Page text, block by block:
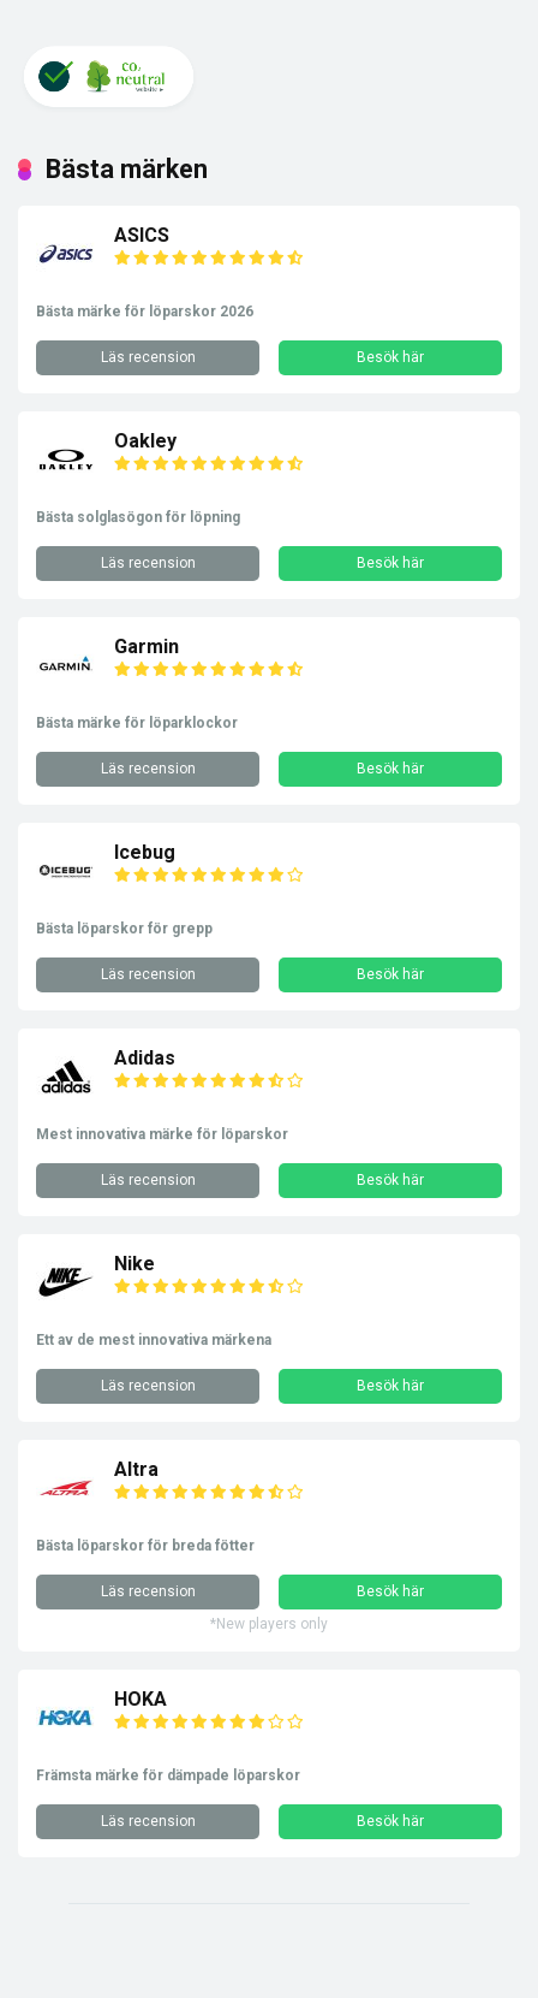
Bästa märken
ASICS
Bästa märke för löparskor 2026
Läs recension Besök här
Oakley
Bästa solglasögon för löpning
Läs recension Besök här
Garmin
Bästa märke för löparklockor
Läs recension Besök här
Icebug
Bästa löparskor för grepp
Läs recension Besök här
Adidas
Mest innovativa märke för löparskor
Läs recension Besök här
Nike
Ett av de mest innovativa märkena
Läs recension Besök här
Altra
Bästa löparskor för breda fötter
Läs recension
Besök här
*New players only
HOKA
Främsta märke för dämpade löparskor
Läs recension Besök här